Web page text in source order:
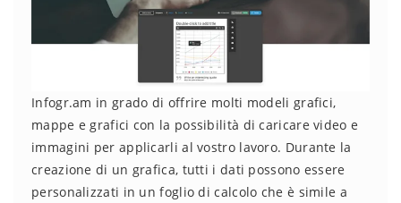
Infogr.am in grado di offrire molti modeli grafici,
mappe e grafici con la possibilità di caricare video e
immagini per applicarli al vostro lavoro. Durante la
creazione di un grafica, tutti i dati possono essere
personalizzati in un foglio di calcolo che è simile a